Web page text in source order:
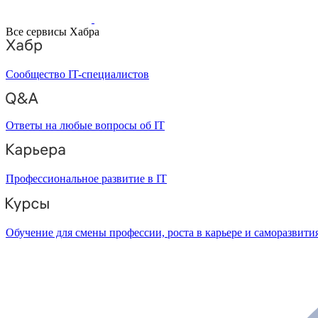
Все сервисы Хабра
Сообщество IT-специалистов
Ответы на любые вопросы об IT
Профессиональное развитие в IT
Обучение для смены профессии, роста в карьере и